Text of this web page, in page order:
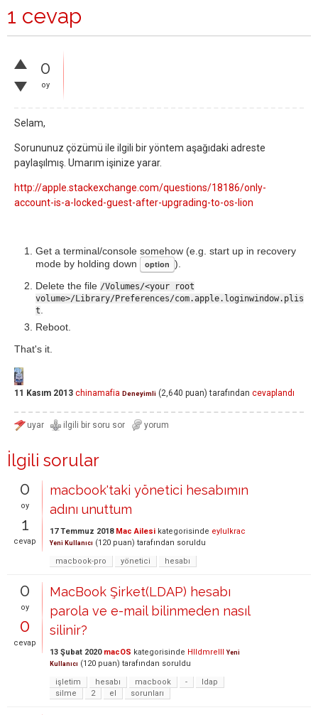
1 cevap
0
oy
Selam,
Sorununuz çözümü ile ilgili bir yöntem aşağıdaki adreste
paylaşılmış. Umarım işinize yarar.
http://apple.stackexchange.com/questions/18186/only-
account-is-a-locked-guest-after-upgrading-to-os-lion
Get a terminal/console somehow (e.g. start up in recovery
mode by holding down
option ).
Delete the file /Volumes/<your root
volume>/Library/Preferences/com.apple.loginwindow.plis
t
Reboot.
That's it.
11 Kasım 2013 chinamafia Deneyimli (2,640 puan) tarafından cevaplandı
İlgili sorular
0
oy
1
cevap
macbook'taki yönetici hesabımın
adını unuttum
17 Temmuz 2018 Mac Ailesi kategorisinde eylulkrac
Yeni Kullanıcı (120 puan) tarafından soruldu
macbook-pro
yönetici hesabı
0
oy
0
cevap
MacBook Şirket(LDAP) hesabı
parola ve e-mail bilinmeden nasıl
silinir?
13 Şubat 2020 macOS kategorisinde Hlldmrelll Yeni
Kullanıcı (120 puan) tarafından soruldu
işletim
hesabı macbook -
ldap
silme
2 el sorunları